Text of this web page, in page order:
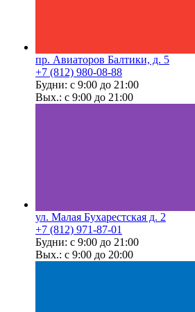
пр. Авиаторов Балтики, д. 5
+7 (812) 980-08-88
Будни: с 9:00 до 21:00
Вых.: с 9:00 до 21:00
ул. Малая Бухарестская д. 2
+7 (812) 971-87-01
Будни: с 9:00 до 21:00
Вых.: с 9:00 до 20:00